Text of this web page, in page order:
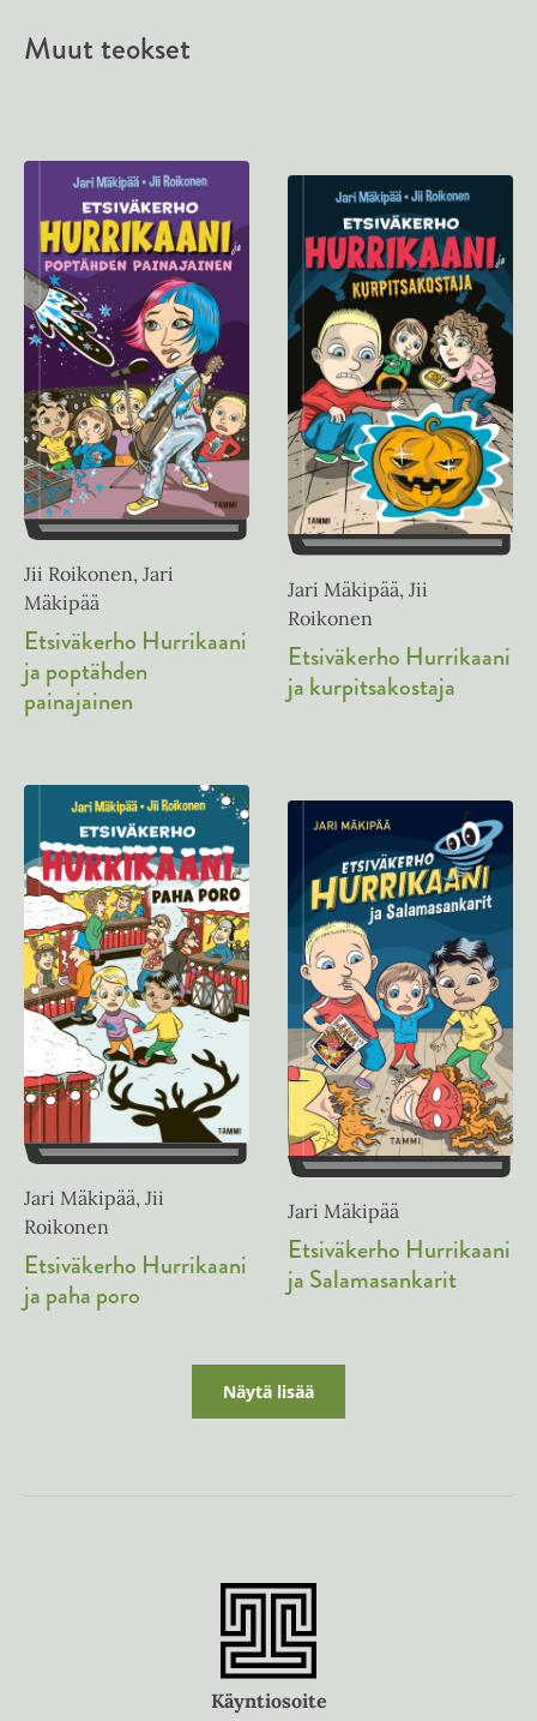
Muut teokset
Jii Roikonen, Jari
Mäkipää
Etsiväkerho Hurrikaani
ja poptähden
painajainen
Jari Mäkipää, Jii
Roikonen
Etsiväkerho Hurrikaani
ja kurpitsakostaja
Jari Mäkipää, Jii
Roikonen
Etsiväkerho Hurrikaani
ja paha poro
Jari Mäkipää
Etsiväkerho Hurrikaani
ja Salamasankarit
Näytä lisää
Käyntiosoite